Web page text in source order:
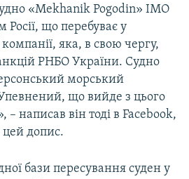
«Mekhanik Pogodin» IMO
Росії, що перебуває у
компанії, яка, в свою чергу,
РНБО України. Судно
морський
що вийде з цього
– написав він тоді в Facebook,
цей допис.
бази пересування суден у